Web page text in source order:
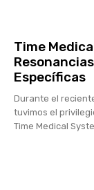
Time
Específicas
Durante el
tuvimos el
Time Medical